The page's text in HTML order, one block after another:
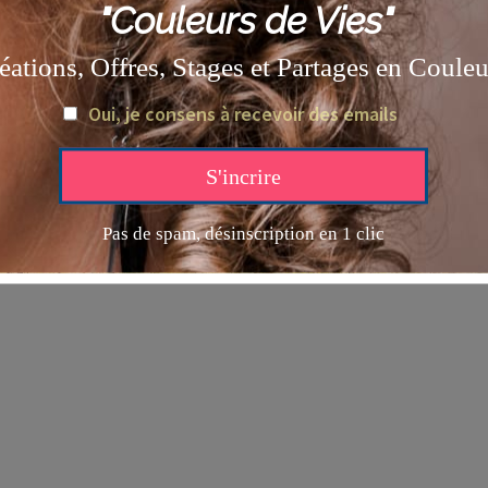
© 2026 ANNE BATTOUE | Powered by ANNE